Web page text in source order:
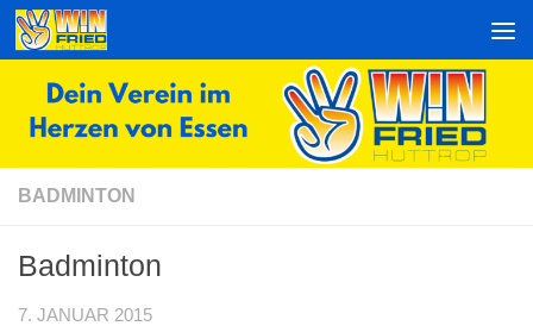
Zum Inhalt springen
BADMINTON
Badminton
7. JANUAR 2015